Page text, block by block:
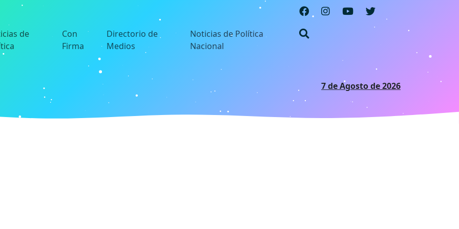
de
Con
Firma
Directorio de
Medios
Noticias de Política
Nacional
7 de Agosto de 2026